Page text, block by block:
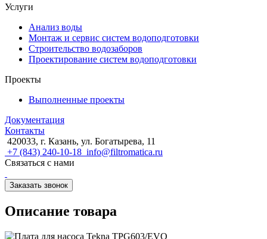
Услуги
Анализ воды
Монтаж и сервис систем водоподготовки
Строительство водозаборов
Проектирование систем водоподготовки
Проекты
Выполненные проекты
Документация
Контакты
420033, г. Казань, ул. Богатырева, 11
+7 (843) 240-10-18 info@filtromatica.ru
Связаться с нами
Заказать звонок
Описание товара